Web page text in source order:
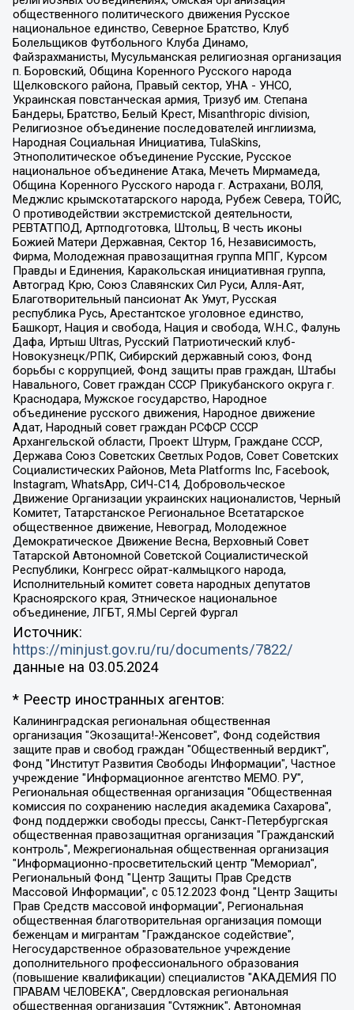
общественного политического движения Русское
национальное единство, Северное Братство, Клуб
Болельщиков Футбольного Клуба Динамо,
Файзрахманисты, Мусульманская религиозная организация
п. Боровский, Община Коренного Русского народа
Щелковского района, Правый сектор, УНА - УНСО,
Украинская повстанческая армия, Тризуб им. Степана
Бандеры, Братство, Белый Крест, Misanthropic division,
Религиозное объединение последователей инглиизма,
Народная Социальная Инициатива, TulaSkins,
Этнополитическое объединение Русские, Русское
национальное объединение Атака, Мечеть Мирмамеда,
Община Коренного Русского народа г. Астрахани, ВОЛЯ,
Меджлис крымскотатарского народа, Рубеж Севера, ТОЙС,
О противодействии экстремистской деятельности,
РЕВТАТПОД, Артподготовка, Штольц, В честь иконы
Божией Матери Державная, Сектор 16, Независимость,
Фирма, Молодежная правозащитная группа МПГ, Курсом
Правды и Единения, Каракольская инициативная группа,
Автоград Крю, Союз Славянских Сил Руси, Алля-Аят,
Благотворительный пансионат Ак Умут, Русская
республика Русь, Арестантское уголовное единство,
Башкорт, Нация и свобода, Нация и свобода, W.H.С., Фалунь
Дафа, Иртыш Ultras, Русский Патриотический клуб-
Новокузнецк/РПК, Сибирский державный союз, Фонд
борьбы с коррупцией, Фонд защиты прав граждан, Штабы
Навального, Совет граждан СССР Прикубанского округа г.
Краснодара, Мужское государство, Народное
объединение русского движения, Народное движение
Адат, Народный совет граждан РСФСР СССР
Архангельской области, Проект Штурм, Граждане СССР,
Держава Союз Советских Светлых Родов, Совет Советских
Социалистических Районов, Meta Platforms Inc, Facebook,
Instagram, WhatsApp, СИЧ-С14, Добровольческое
Движение Организации украинских националистов, Черный
Комитет, Татарстанское Региональное Всетатарское
общественное движение, Невоград, Молодежное
Демократическое Движение Весна, Верховный Совет
Татарской Автономной Советской Социалистической
Республики, Конгресс ойрат-калмыцкого народа,
Исполнительный комитет совета народных депутатов
Красноярского края, Этническое национальное
объединение, ЛГБТ, Я.МЫ Сергей Фургал
Источник:
https://minjust.gov.ru/ru/documents/7822/
данные на 03.05.2024
* Реестр иностранных агентов:
Калининградская региональная общественная организация "Экозащита!-Женсовет", Фонд содействия защите прав и свобод граждан "Общественный вердикт", Фонд "Институт Развития Свободы Информации", Частное учреждение "Информационное агентство МЕМО. РУ", Региональная общественная организация "Общественная комиссия по сохранению наследия академика Сахарова", Фонд поддержки свободы прессы, Санкт-Петербургская общественная правозащитная организация "Гражданский контроль", Межрегиональная общественная организация "Информационно-просветительский центр "Мемориал", Региональный Фонд "Центр Защиты Прав Средств Массовой Информации", с 05.12.2023 Фонд "Центр Защиты Прав Средств массовой информации", Региональная общественная благотворительная организация помощи беженцам и мигрантам "Гражданское содействие", Негосударственное образовательное учреждение дополнительного профессионального образования (повышение квалификации) специалистов "АКАДЕМИЯ ПО ПРАВАМ ЧЕЛОВЕКА", Свердловская региональная общественная организация "Сутяжник", Автономная некоммерческая организация "Центр независимых социологических исследований", Союз общественных объединений "Российский исследовательский центр по правам человека", Региональное общественное учреждение научно-информационный центр "МЕМОРИАЛ", Некоммерческая организация "Фонд защиты гласности", Автономная некоммерческая организация "Институт прав человека", Городская общественная организация "Екатеринбургское общество "МЕМОРИАЛ", Городская общественная организация "Рязанское историко-просветительское и правозащитное общество "Мемориал" (Рязанский Мемориал), Челябинский региональный орган общественной самодеятельности – женское общественное объединение "Женщины Евразии", Челябинский региональный орган общественной самодеятельности "Уральская правозащитная группа", Фонд содействия защите здоровья и социальной справедливости имени Андрея Рылькова, Автономная Некоммерческая Организация "Аналитический Центр Юрия Левады", Автономная некоммерческая организация социальной поддержки населения "Проект Апрель", Региональная общественная организация помощи женщинам и детям, находящимся в кризисной ситуации "Информационно-методический центр "Анна", Фонд содействия развитию массовых коммуникаций и правовому просвещению "Так-так-Так", Фонд содействия устойчивому развитию "Серебряная тайга", Свердловский региональный общественный фонд социальных проектов "Новое время", "Idel.Реалии", Кавказ.Реалии, Крым.Реалии, Телеканал Настоящее Время, Татаро-башкирская служба Радио Свобода (Azatliq Radiosi), Радио Свободная Европа/Радио Свобода (PCE/PC), "Сибирь.Реалии", "Фактограф", Благотворительный фонд помощи осужденным и их семьям, Автономная некоммерческая организация "Институт глобализации и социальных движений", Фонд "В защиту прав заключенных", Частное учреждение "Центр поддержки и содействия развитию средств массовой информации", Пензенский региональный общественный благотворительный фонд "Гражданский союз", "Север.Реалии", Некоммерческая организация Фонд "Правовая инициатива", Общество с ограниченной ответственностью "Радио Свободная Европа/Радио Свобода", Чешское информационное агентство "MEDIUM-ORIENT", Красноярская региональная общественная организация "Мы против СПИДа", Камалягин Денис Николаевич, Маркелов Сергей Евгеньевич, Пономарев Лев Александрович, Савицкая Людмила Алексеевна, Автономная некоммерческая организация "Центр по работе с проблемой насилия "НАСИЛИЮ.НЕТ", Межрегиональный профессиональный союз работников здравоохранения "Альянс врачей", Юридическое лицо, зарегистрированное в Латвийской Республике, SIA "Medusa Project" (регистрационный номер 40103797863, дата регистрации 10.06.2014), Некоммерческая организация "Фонд по борьбе с коррупцией", Автономная некоммерческая организация "Институт права и публичной политики", Баданин Роман Сергеевич, Гликин Максим Александрович, Железнова Мария Михайловна, Лукьянова Юлия Сергеевна, Маетная Елизавета Витальевна, Маняхин Петр Борисович, Чуракова Ольга Владимировна, Ярош Юлия Петровна, Юридическое лицо "The Insider SIA", зарегистрированное в Риге, Латвийская Республика (дата регистрации 26.06.2015), являющееся администратором доменного имени интернет-издания "The Insider SIA", https://theins.ru, Постернак Алексей Евгеньевич, Рубин Михаил Аркадьевич, Анин Роман Александрович, Юридическое лицо Istories fonds, зарегистрированное в Латвийской Республике (регистрационный номер 50008295751, дата регистрации 24.02.2020), Великовский Дмитрий Александрович, Долинина Ирина Николаевна, Мароховская Алеся Алексеевна, Шлейнов Роман Юрьевич, Шмагун Олеся Валентиновна, Общество с ограниченной ответственностью "Альтаир 2021", Общество с ограниченной ответственностью "Вега 2021", Общество с ограниченной ответственностью "Главный редактор 2021", Общество с ограниченной ответственностью "Ромашки монолит", Важенков Артем Валерьевич, Ивановская областная общественная организация "Центр гендерных исследований", Гурман Юрий Альбертович, Медиапроект "ОВД-Инфо", Егоров Владимир Владимирович, Жилинский Владимир Александрович, Общество с ограниченной ответственностью "ЗП", Иванова София Юрьевна, Карезина Инна Павловна, Кильтау Екатерина Викторовна, Петров Алексей Викторович, Пискунов Сергей Евгеньевич, Смирнов Сергей Сергеевич, Тихонов Михаил Сергеевич, Общество с ограниченной ответственностью "ЖУРНАЛИСТ-ИНОСТРАННЫЙ АГЕНТ", Арапова Галина Юрьевна, Вольтская Татьяна Анатольевна, Американская компания "Mason G.E.S. Anonymous Foundation" (США), являющаяся владельцем интернет-издания https://mnews.world/, Компания "Stichting Bellingcat", зарегистрированная в Нидерландах (дата регистрации 11.07.2018), Захаров Андрей Вячеславович, Клепиковская Екатерина Дмитриевна, Общество с ограниченной ответственностью "МЕМО", Перл Роман Александрович, Симонов Евгений Алексеевич, Соловьева Елена Анатольевна, Сотников Даниил Владимирович, Сурначева Елизавета Дмитриевна, Автономная некоммерческая организация по защите прав человека и информированию населения "Якутия – Наше Мнение", Общество с ограниченной ответственностью "Москоу диджитал медиа", с 26.01.2023 Общество с ограниченной ответственностью "Чайка Белые сады", Ветошкина Валерия Валерьевна, Заговора Максим Александрович, Межрегиональное общественное движение "Российская ЛГБТ - сеть", Оленичев Максим Владимирович, Павлов Иван Юрьевич, Скворцова Елена Сергеевна, Общество с ограниченной ответственностью "Как бы инагент", Кочетков Игорь Викторович, Общество с ограниченной ответственностью "Честные выборы", Еланчик Олег Александрович, Общество с ограниченной ответственностью "Нобелевский призыв", Гималова Регина Эмилевна, Григорьев Андрей Валерьевич, Григорьева Алина Александровна, Ассоциация по содействию защите прав призывников, альтернативнослужащих и военнослужащих "Правозащитная группа "Гражданин.Армия.Право", Хисамова Регина Фаритовна, Автономная некоммерческая организация по реализации социально-правовых программ "Лилит", Дальневосточное общественное движение "Маяк", Санкт-Петербургская ЛГБТ-инициативная группа "Выход", Инициативная группа ЛГБТ+ "Реверс", Алексеев Андрей Викторович, Бекбулатова Таисия Львовна, Беляев Иван Михайлович, Владыкина Елена Сергеевна, Гельман Марат Александрович, Никульшина Вероника Юрьевна, Толоконникова Надежда Андреевна, Шендерович Виктор Анатольевич, Общество с ограниченной ответственностью "Данное сообщение", Общество с ограниченной ответственностью Издательский дом "Новая глава", Айнбиндер Александра Александровна, Московский комьюнити-центр для ЛГБТ+инициатив, Благотворительный фонд развития филантропии, Deutsche Welle (Германия, Kurt-Schumacher-Strasse 3, 53113 Bonn), Борзунова Мария Михайловна, Воробьев Виктор Викторович, Голубева Анна Львовна, Константинова Алла Михайловна, Малкова Ирина Владимировна, Мурадов Мурад Абдулгалимович, Осетинская Елизавета Николаевна, Понасенков Евгений Николаевич, Ганапольский Матвей Юрьевич, Киселев Евгений Алексеевич, Борухович Ирина Григорьевна, Дремин Иван Тимофеевич, Дубровский Дмитрий Викторович, Красноярская региональная общественная организация поддержки и развития альтернативных образовательных технологий и межкультурных коммуникаций "ИНТЕРРА", Маяковская Екатерина Алексеевна, Фейгин Марк Захарович, Филимонов Андрей Викторович, Дзугкоева Регина Николаевна, Доброхотов Роман Александрович, Дудь Юрий Александрович, Елкин Сергей Владимирович, Кругликов Кирилл Игоревич, Сабунаева Мария Леонидовна, Семенов Алексей Владимирович, Шаинян Карен Багратович, Шульман Екатерина Михайловна, Асафьев Артур Валерьевич, Вахштайн Виктор Семенович, Венедиктов Алексей Алексеевич, Лушникова Екатерина Евгеньевна, Волков Леонид Михайлович, Невзоров Александр Глебович, Пархоменко Сергей Борисович, Сироткин Ярослав Николаевич, Кара-Мурза Владимир Владимирович, Баранова Наталья Владимировна, Гозман Леонид Яковлевич, Кагарлицкий Борис Юльевич, Климарев Михаил Валерьевич, Милов Владимир Станиславович, Автономная некоммерческая организация Краснодарский центр современного искусства "Типография", Моргенштерн Алишер Тагирович, Соболь Любовь Эдуардовна, Общество с ограниченной ответственностью "ЛИЗА НОРМ", Каспаров Гарри Кимович, Ходорковский Михаил Борисович, Общество с ограниченной ответственностью "Апрельские тезисы", Данилович Ирина Брониславовна, Кашин Олег Владимирович, Петров Николай Владимирович, Пивоваров Алексей Владимирович, Соколов Михаил Владимирович, Цветкова Юлия Владимировна, Чичваркин Евгений Александрович, Комитет против пыток/Команда против пыток, Общество с ограниченной ответственностью "Первый научный", Общество с ограниченной ответственностью "Вертолет и ко", Белоцерковская Вероника Борисовна, Кац Максим Евгеньевич, Лазарева Татьяна Юрьевна, Шаведдинов Руслан Табризович, Яшин Илья Валерьевич, Общество с ограниченной ответственностью "Иноагент ААВ", Алешковский Дмитрий Петрович, Альбац Евгения Марковна, Быков Дмитрий Львович, Галямина Юлия Евгеньевна, Лойко Сергей Леонидович, Мартынов Кирилл Константинович, Медведев Сергей Александрович, Крашенинников Федор Геннадиевич, Гордеева Катерина Вл